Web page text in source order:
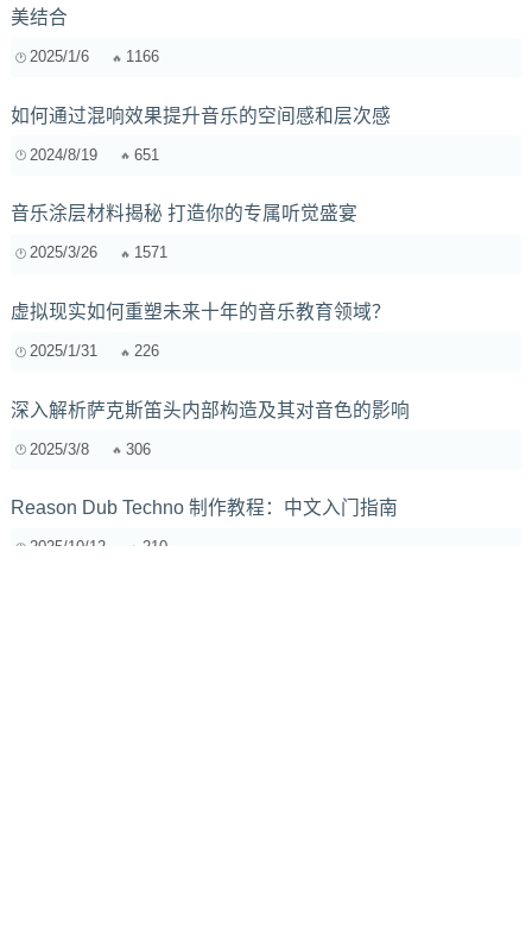
美结合
2025/1/6 1166
如何通过混响效果提升音乐的空间感和层次感
2024/8/19 651
音乐涂层材料揭秘 打造你的专属听觉盛宴
2025/3/26 1571
虚拟现实如何重塑未来十年的音乐教育领域？
2025/1/31 226
深入解析萨克斯笛头内部构造及其对音色的影响
2025/3/8 306
Reason Dub Techno 制作教程：中文入门指南
2025/10/12 210